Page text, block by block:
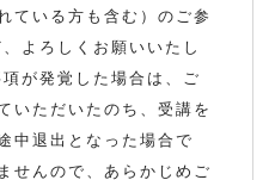
ている方も含む）のご参
よろしくお願いいたし
が発覚した場合は、ご
いただいたのち、受講を
中退出となった場合で
せんので、あらかじめご